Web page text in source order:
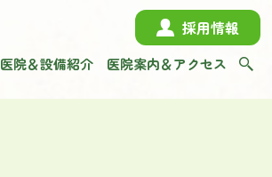
医院＆設備紹介 医院案内＆アクセス
採用情報